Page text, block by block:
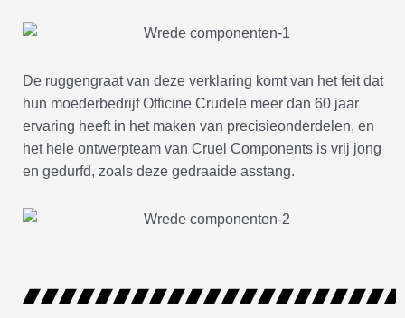
De ruggengraat van deze verklaring komt van het feit dat
hun moederbedrijf Officine Crudele meer dan 60 jaar
ervaring heeft in het maken van precisieonderdelen, en
het hele ontwerpteam van Cruel Components is vrij jong
en gedurfd, zoals deze gedraaide asstang.